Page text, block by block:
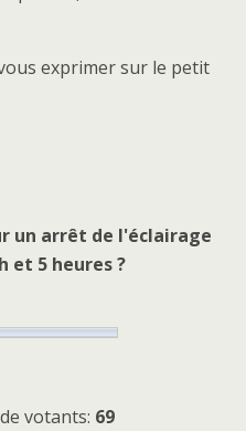
exprimer sur le petit
un arrêt de l'éclairage
et 5 heures ?
votants: 69